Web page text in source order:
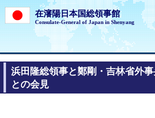
在瀋陽日本国総領事館
Consulate-General of Japan in Shenyang
浜田隆総領事と鄭剛・吉林省外
との会見